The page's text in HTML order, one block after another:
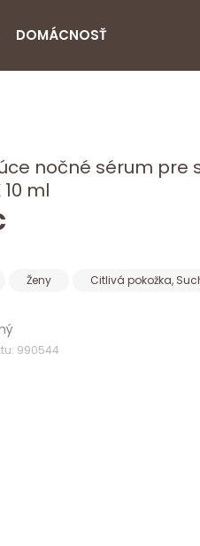
DOMÁCNOSŤ
nočné sérum pre
10 ml
Ženy Citlivá pokožka,
990544